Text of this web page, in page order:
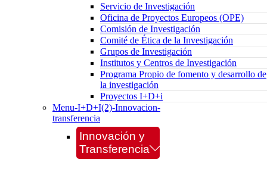
Servicio de Investigación
Oficina de Proyectos Europeos (OPE)
Comisión de Investigación
Comité de Ética de la Investigación
Grupos de Investigación
Institutos y Centros de Investigación
Programa Propio de fomento y desarrollo de
la investigación
Proyectos I+D+i
Menu-I+D+I(2)-Innovacion-
transferencia
Innovación y
Transferencia